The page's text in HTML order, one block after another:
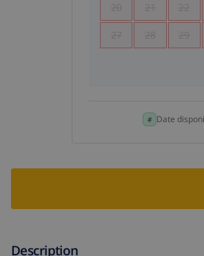
20 21 22
27 28 29
Date
Description